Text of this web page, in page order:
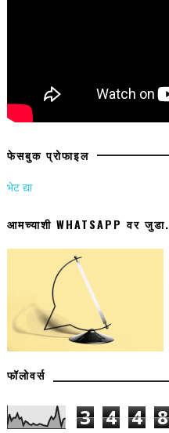
फेसबुक प्रोफाइल
भेट द्या
आमच्याशी WHATSAPP वर जुडा.
फॉलोवर्स
3 4 4 8